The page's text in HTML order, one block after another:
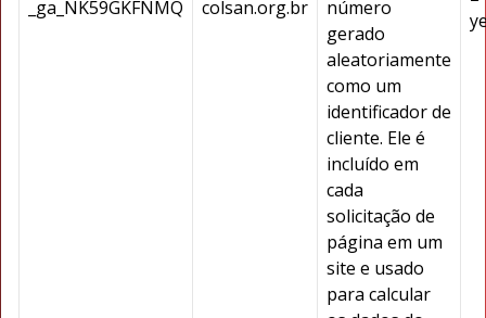
_ga_NK59GKFNMQ colsan.org.br
número
gerado
aleatoriamente
como um
identificador de
cliente. Ele é
incluído em
cada
solicitação de
página em um
site e usado
para calcular